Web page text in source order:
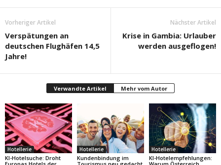
Vorheriger Artikel
Verspätungen an
deutschen Flughäfen 14,5
Jahre!
Nächster Artikel
Krise in Gambia: Urlauber
werden ausgeflogen!
Verwandte Artikel Mehr vom Autor
Hotellerie
KI-Hotelsuche: Droht
Hotellerie
Kundenbindung im
Hotellerie
KI-Hotelempfehlungen: